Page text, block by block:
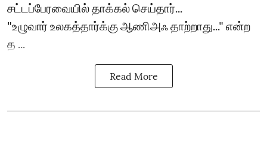
சட்டப்பேரவையில் தாக்கல் செய்தார்...
"உழுவார் உலகத்தார்க்கு ஆணிஅஃ தாற்றாது..." என்ற
த ...
Read More